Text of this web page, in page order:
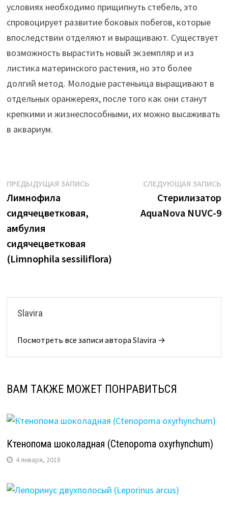
условиях необходимо прищипнуть стебель, это
спровоцирует развитие боковых побегов, которые
впоследствии отделяют и выращивают. Существует
возможность вырастить новый экземпляр и из
листика материнского растения, но это более
долгий метод. Молодые растеньица выращивают в
отдельных оранжереях, после того как они станут
крепкими и жизнеспособными, их можно высаживать
в аквариум.
Навигация
по
записям
ПРЕДЫДУЩАЯ ЗАПИСЬПредыдущая
Лимнофила
сидячецветковая,
амбулия
сидячецветковая
(Limnophila sessiliflora)
СЛЕДУЮЩАЯ ЗАПИСЬ
Стерилизатор
AquaNova NUVC-9
Slavira
Посмотреть все записи автора Slavira →
ВАМ ТАКЖЕ МОЖЕТ ПОНРАВИТЬСЯ
Ктенопома шоколадная (Ctenopoma oxyrhynchum)
4 января, 2018